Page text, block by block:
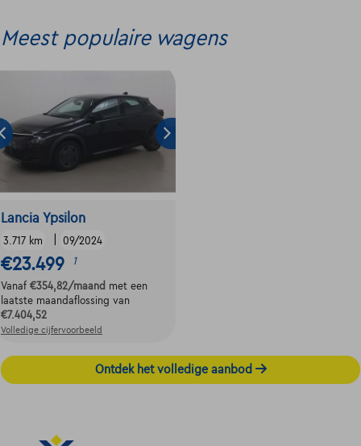
Meest populaire wagens
Lancia Ypsilon
3.717 km 09/2024
€23.499 1
Vanaf €354,82/maand met een
laatste maandaflossing van
€7.404,52
Volledige cijfervoorbeeld
Ontdek het volledige aanbod